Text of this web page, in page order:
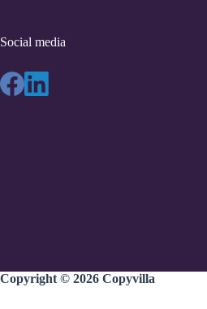
Social media
Copyright © 2026 Copyvilla